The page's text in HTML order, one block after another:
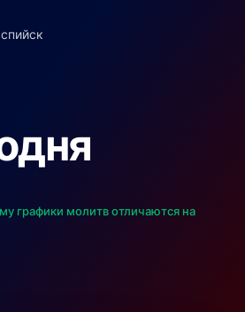
графики молитв отличаются на